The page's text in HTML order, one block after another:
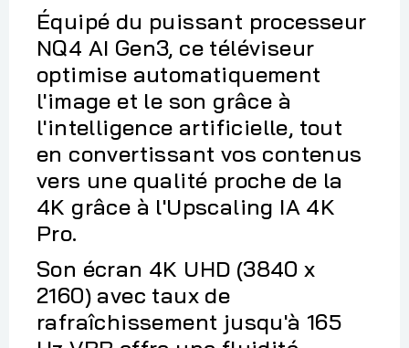
Équipé du puissant processeur
NQ4 AI Gen3, ce téléviseur
optimise automatiquement
l'image et le son grâce à
l'intelligence artificielle, tout
en convertissant vos contenus
vers une qualité proche de la
4K grâce à l'Upscaling IA 4K
Pro.
Son écran 4K UHD (3840 x
2160) avec taux de
rafraîchissement jusqu'à 165